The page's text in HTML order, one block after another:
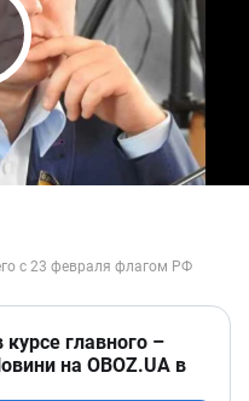
Video
главного –
на OBOZ.UA в